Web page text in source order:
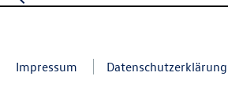
Impressum Datenschutzerklärung